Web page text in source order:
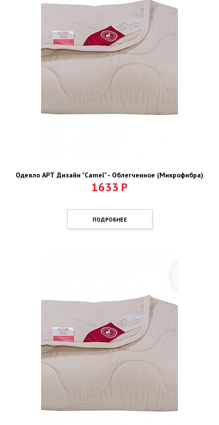
Одеяло АРТ Дизайн "Camel" - Облегченное (Микрофибра)
1633 Р
ПОДРОБНЕЕ